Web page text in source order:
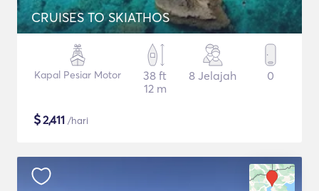
CRUISES TO SKIATHOS
Kapal Pesiar Motor
38 ft
12 m
8 Jelajah 0
$2,411 /hari